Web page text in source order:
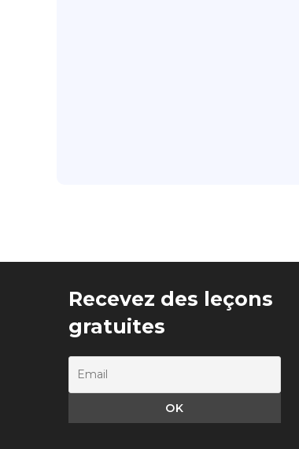
Recevez des leçons
gratuites